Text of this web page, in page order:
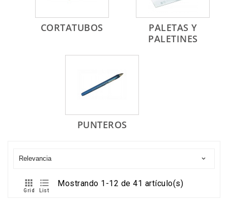
CORTATUBOS
PALETAS Y
PALETINES
PUNTEROS
Relevancia 

Grid

List
Mostrando 1-12 de 41 artículo(s)